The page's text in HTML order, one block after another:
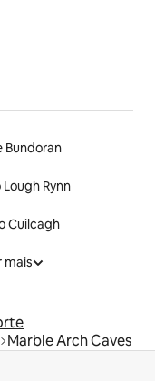
Bundoran
Rynn
Cuilcagh
mais
Marble Arch Caves